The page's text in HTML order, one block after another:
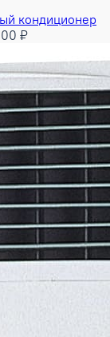
кондиционер
₽